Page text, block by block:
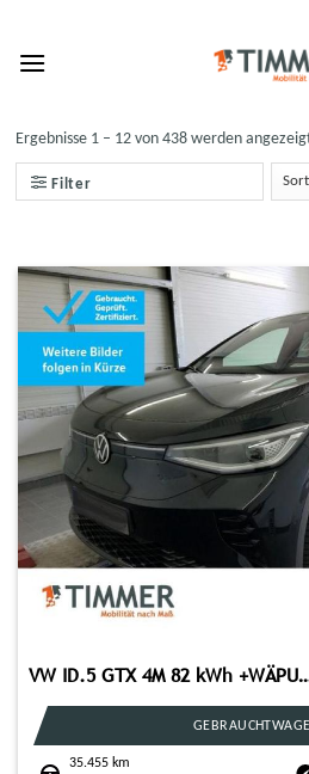
content
Filter
Ergebnisse 1 – 12 von 438 werden
VW ID.5 GTX 4M 82 kWh
35.455 km